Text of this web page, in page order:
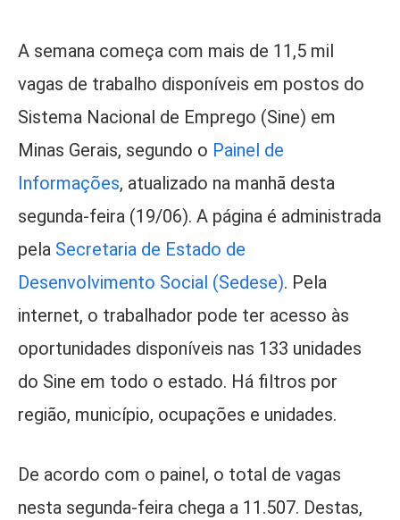
A semana começa com mais de 11,5 mil
vagas de trabalho disponíveis em postos do
Sistema Nacional de Emprego (Sine) em
Minas Gerais, segundo o Painel de
Informações, atualizado na manhã desta
segunda-feira (19/06). A página é administrada
pela Secretaria de Estado de
Desenvolvimento Social (Sedese). Pela
internet, o trabalhador pode ter acesso às
oportunidades disponíveis nas 133 unidades
do Sine em todo o estado. Há filtros por
região, município, ocupações e unidades.
De acordo com o painel, o total de vagas
nesta segunda-feira chega a 11.507. Destas,